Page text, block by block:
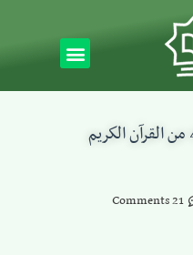
21 Comments